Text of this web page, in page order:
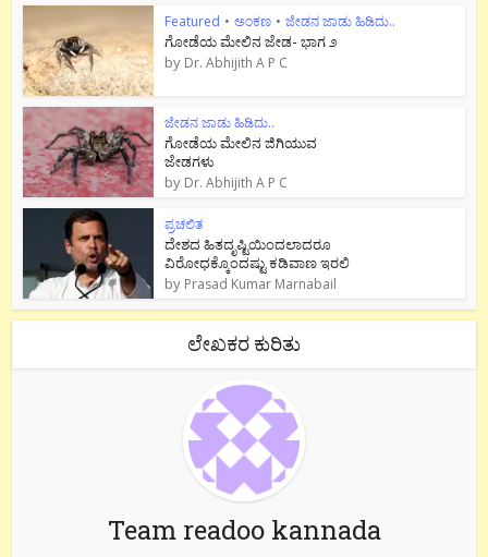
Featured • ಅಂಕಣ • ಜೇಡನ ಜಾಡು ಹಿಡಿದು..
ಗೋಡೆಯ ಮೇಲಿನ ಜೇಡ- ಭಾಗ ೨
by Dr. Abhijith A P C
ಜೇಡನ ಜಾಡು ಹಿಡಿದು..
ಗೋಡೆಯ ಮೇಲಿನ ಜಿಗಿಯುವ
ಜೇಡಗಳು
by Dr. Abhijith A P C
ಪ್ರಚಲಿತ
ದೇಶದ ಹಿತದೃಷ್ಟಿಯಿಂದಲಾದರೂ
ವಿರೋಧಕ್ಕೊಂದಷ್ಟು ಕಡಿವಾಣ ಇರಲಿ
by Prasad Kumar Marnabail
ಲೇಖಕರ ಕುರಿತು
Team readoo kannada